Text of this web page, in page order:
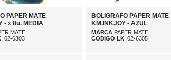
PAPER MATE
- x 8u. MEDIA
MATE
: 02-6303
BOLIGRAFO PAPER MATE
KM.INKJOY - AZUL
MARCA:PAPER MATE
CODIGO LK: 02-6305